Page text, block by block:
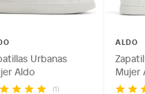
Urbanas
Aldo
(1)
ALDO
Mujer